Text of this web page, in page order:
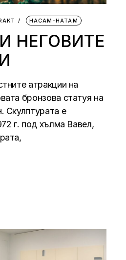
НАСАМ-НАТАМ
НЕГОВИТЕ
атракции на
бронзова статуя на
Скулптурата е
г. под хълма Вавел,